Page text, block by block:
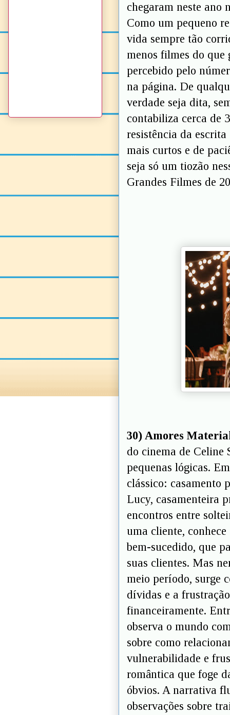
chegaram neste ano
Como um pequeno
vida sempre tão
menos filmes do que
percebido pelo
na página. De
verdade seja dita,
contabiliza cerca de
resistência da
mais curtos e de
seja só um tiozão
Grandes Filmes de
30) Amores
do cinema de Celine
pequenas lógicas.
clássico: casamento
Lucy, casamenteira
encontros entre
uma cliente,
bem-sucedido, que
suas clientes. Mas
meio período, surge
dívidas e a
financeiramente.
observa o mundo
sobre como
vulnerabilidade e
romântica que foge
óbvios. A narrativa
observações sobre